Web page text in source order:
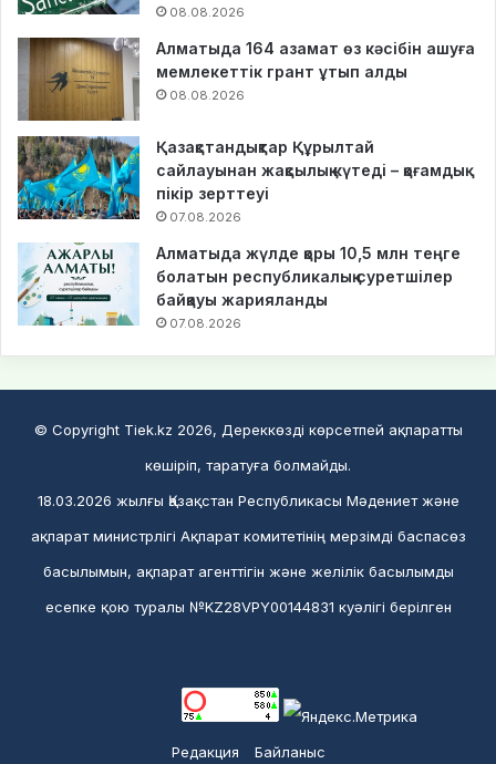
08.08.2026
Алматыда 164 азамат өз кәсібін ашуға
мемлекеттік грант ұтып алды
08.08.2026
Қазақстандықтар Құрылтай
сайлауынан жақсылық күтеді – қоғамдық
пікір зерттеуі
07.08.2026
Алматыда жүлде қоры 10,5 млн теңге
болатын республикалық суретшілер
байқауы жарияланды
07.08.2026
© Copyright Tiek.kz 2026, Дереккөзді көрсетпей ақпаратты
көшіріп, таратуға болмайды.
18.03.2026 жылғы Қазақстан Республикасы Мәдениет және
ақпарат министрлігі Ақпарат комитетінің мерзімді баспасөз
басылымын, ақпарат агенттігін және желілік басылымды
есепке қою туралы №KZ28VPY00144831 куәлігі берілген
Редакция Байланыс